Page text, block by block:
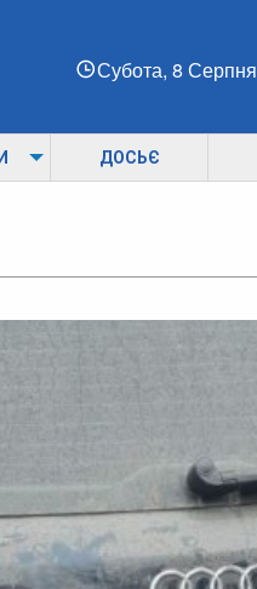
Субота, 8 Серпня
ДОСЬЄ